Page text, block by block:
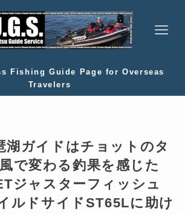
Fishing Guide Page for Overseas
Travelers
湖ガイドはチョットのタ
で変わる釣果を感じた
ジャスターフィッシュ
ルドサイドST65Lに助け